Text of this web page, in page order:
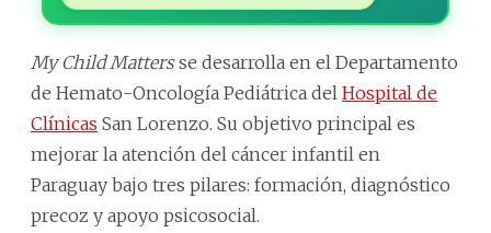
My Child Mattersse desarrolla en el Departamento
de Hemato-Oncología Pediátrica del Hospital de
Clínicas San Lorenzo. Su objetivo principal es
mejorar la atención del cáncer infantil en
Paraguay bajo tres pilares: formación, diagnóstico
precoz y apoyo psicosocial.